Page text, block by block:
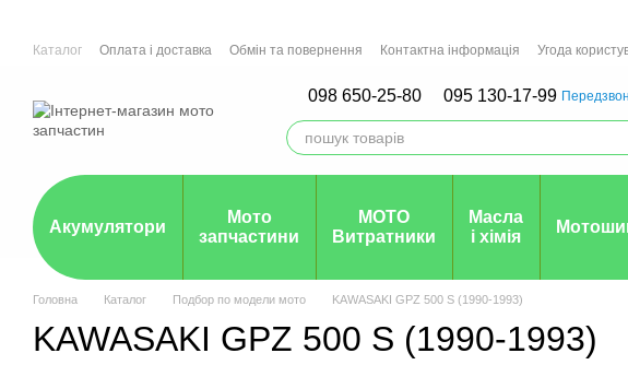
Каталог Оплата і доставка Обмін та повернення Контактна інформація Угода
098 650-25-80 095 130-17-99
Акумулятори
Мото
запчастини
МОТО
Витратники
Масла
і хімія
Головна Каталог Подбор по модели мото KAWASAKI GPZ 500 S (1990-1993)
KAWASAKI GPZ 500 S (1990-1993)